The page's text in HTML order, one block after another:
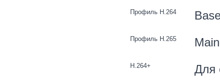
Профиль H.264
Профиль H.265
H.264+ Для